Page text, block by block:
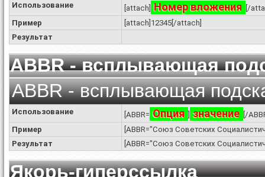
Использование [attach] Номер вложения
[/
Пример
[attach]12345[/attach]
Результат
ABBR - всплывающая
ABBR - всплывающая
Использование [ABBR= Опция значение [/
Пример
[ABBR="Союз Советских
Результат
[ABBR="Союз Советских
Якорь-гиперссылка